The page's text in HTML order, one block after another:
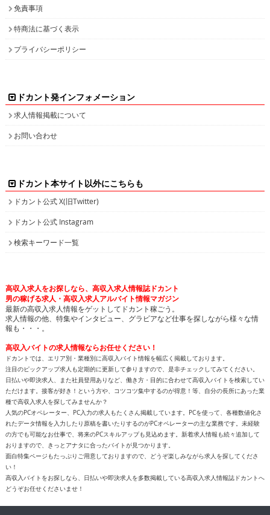
免責事項
特商法に基づく表示
プライバシーポリシー
ドカント発インフォメーション
求人情報掲載について
お問い合わせ
ドカント本サイト以外にこちらも
ドカント公式 X(旧Twitter)
ドカント公式 Instagram
検索キーワード一覧
高収入求人をお探しなら、高収入求人情報誌ドカント
男の稼げる求人・高収入求人アルバイト情報マガジン
最新の高収入求人情報をゲットしてドカント稼ごう。
求人情報の他、特集やインタビュー、グラビアなど仕事を探しながら様々な情
報も・・・。
高収入バイトの求人情報ならお任せください！
ドカントでは、エリア別・業種別に高収入バイト情報を幅広く掲載しております。
注目のピックアップ求人も定期的に更新して参りますので、是非チェックしてみてください。
日払いや即決求人、また社員登用ありなど、働き方・目的に合わせて高収入バイトを検索してい
ただけます。接客が好き！という方や、コツコツ集中するのが得意！等、自分の長所にあった業
種で高収入求人を探してみませんか？
人気のPCオペレーター、PC入力の求人もたくさん掲載しています。PCを使って、各種数値化さ
れたデータ情報を入力したり原稿を書いたりするのがPCオペレーターの主な業務です。未経験
の方でも可能なお仕事で、将来のPCスキルアップも見込めます。新着求人情報も続々追加して
おりますので、きっとアナタに合ったバイトが見つかります。
面白特集ページもたっぷりご用意しておりますので、どうぞ楽しみながら求人を探してくださ
い！
高収入バイトをお探しなら、日払いや即決求人を多数掲載している高収入求人情報誌ドカントへ
どうぞお任せくださいませ！